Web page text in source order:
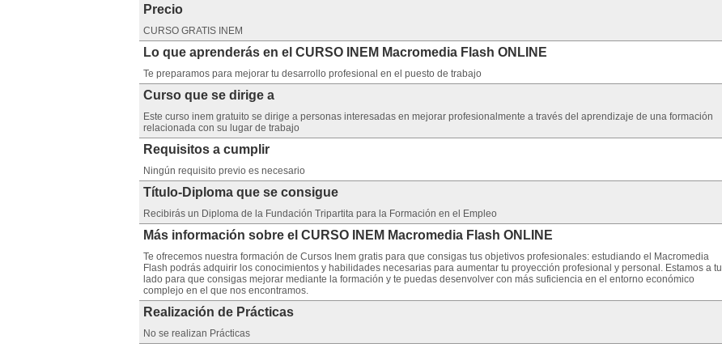
Precio
CURSO GRATIS INEM
Lo que aprenderás en el CURSO INEM Macromedia Flash ONLINE
Te preparamos para mejorar tu desarrollo profesional en el puesto de trabajo
Curso que se dirige a
Este curso inem gratuito se dirige a personas interesadas en mejorar profesionalmente a través del aprendizaje de una formación
relacionada con su lugar de trabajo
Requisitos a cumplir
Ningún requisito previo es necesario
Título-Diploma que se consigue
Recibirás un Diploma de la Fundación Tripartita para la Formación en el Empleo
Más información sobre el CURSO INEM Macromedia Flash ONLINE
Te ofrecemos nuestra formación de Cursos Inem gratis para que consigas tus objetivos profesionales: estudiando el Macromedia
Flash podrás adquirir los conocimientos y habilidades necesarias para aumentar tu proyección profesional y personal. Estamos a tu
lado para que consigas mejorar mediante la formación y te puedas desenvolver con más suficiencia en el entorno económico
complejo en el que nos encontramos.
Realización de Prácticas
No se realizan Prácticas